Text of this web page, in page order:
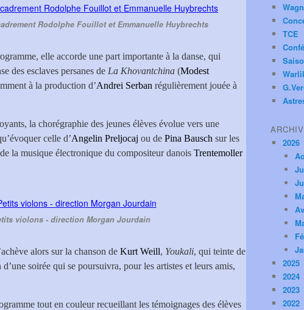
Rodolphe Fouillot et Emmanuelle Huybrechts
elle accorde une part importante à la danse, qui
des esclaves persanes de La Khovantchina (Modest
à la production d’Andrei Serban régulièrement jouée à
la chorégraphie des jeunes élèves évolue vers une
celle d’Angelin Preljocaj ou de Pina Bausch sur les
la musique électronique du compositeur danois Trentemoller
violons - direction Morgan Jourdain
alors sur la chanson de Kurt Weill, Youkali, qui teinte de
soirée qui se poursuivra, pour les artistes et leurs amis,
tout en couleur recueillant les témoignages des élèves
TCE
2026
2025
2024
2023
2022